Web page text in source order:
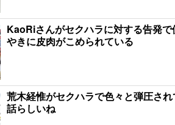
KaoRiさんがセクハラに対する告発
やきに皮肉がこめられている
荒木経惟がセクハラで色々と弾圧さ
話らしいね